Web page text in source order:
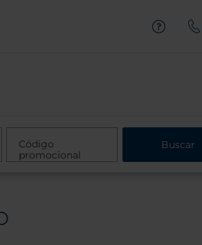
Código
promocional
Buscar